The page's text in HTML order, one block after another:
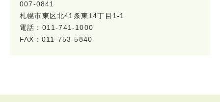
007-0841
札幌市東区北41条東14丁目1-1
電話：011-741-1000
FAX：011-753-5840